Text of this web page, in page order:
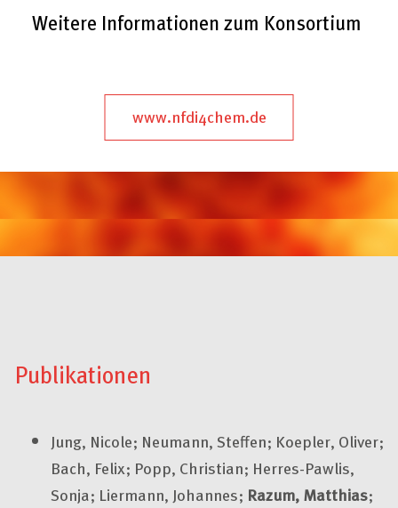
Weitere Informationen zum Konsortium
www.nfdi4chem.de
Publikationen
Jung, Nicole; Neumann, Steffen; Koepler, Oliver;
Bach, Felix; Popp, Christian; Herres-Pawlis,
Sonja; Liermann, Johannes; Razum, Matthias;